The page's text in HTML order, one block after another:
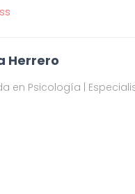
Herrero
en Psicología |